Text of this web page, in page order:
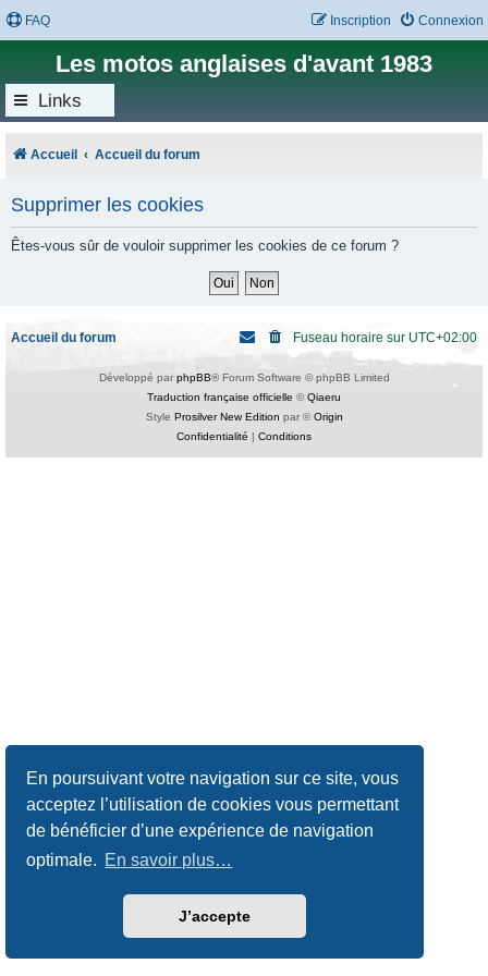
En poursuivant votre navigation sur ce site, vous
acceptez l’utilisation de cookies vous permettant
de bénéficier d’une expérience de navigation
optimale. En savoir plus…
J’accepte
FAQ Connexion
Inscription
Les motos anglaises d'avant 1983
Links
Accueil Accueil du forum
Supprimer les cookies
Êtes-vous sûr de vouloir supprimer les cookies de ce forum ?
Accueil du forum Fuseau horaire sur UTC+02:00
Développé par phpBB® Forum Software © phpBB Limited
Traduction française officielle ©Qiaeru
Style Prosilver New Edition par ©Origin
Confidentialité | Conditions